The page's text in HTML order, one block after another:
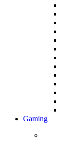
Gaming